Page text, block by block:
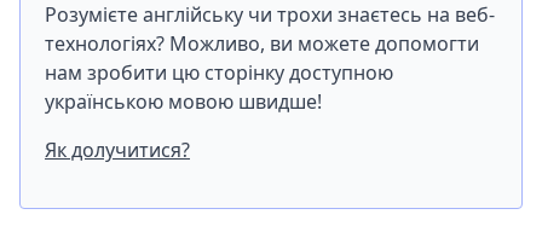
Розумієте англійську чи трохи знаєтесь на веб-
технологіях? Можливо, ви можете допомогти
нам зробити цю сторінку доступною
українською мовою швидше!
Як долучитися?